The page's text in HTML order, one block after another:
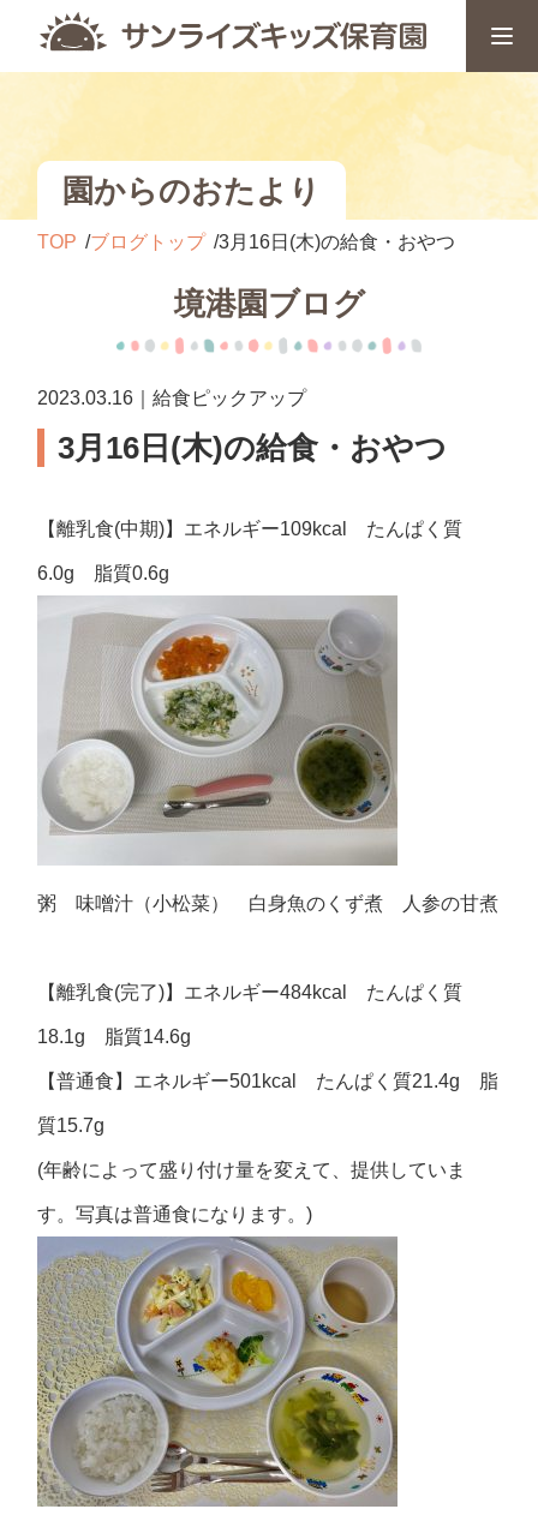
園からのおたより
TOP ブログトップ 3月16日(木)の給食・おやつ
境港園ブログ
2023.03.16｜給食ピックアップ
3月16日(木)の給食・おやつ
【離乳食(中期)】エネルギー109kcal たんぱく質
6.0g 脂質0.6g
粥 味噌汁（小松菜） 白身魚のくず煮 人参の甘煮
【離乳食(完了)】エネルギー484kcal たんぱく質
18.1g 脂質14.6g
【普通食】エネルギー501kcal たんぱく質21.4g 脂
質15.7g
(年齢によって盛り付け量を変えて、提供していま
す。写真は普通食になります。)